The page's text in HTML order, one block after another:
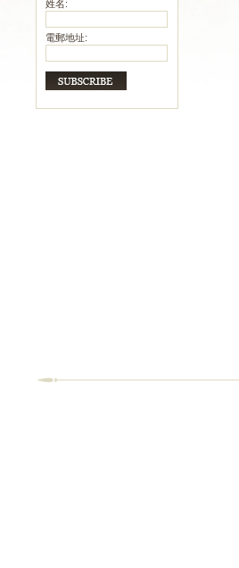
姓名:
電郵地址: